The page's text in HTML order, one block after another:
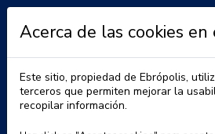
BLOG |
Acerca de las cookies en
Este sitio, propiedad de Ebrópolis,
terceros que permiten mejorar la
recopilar información.